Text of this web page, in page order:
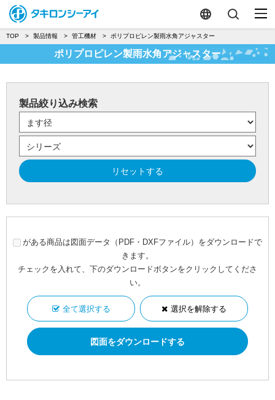
TOP 製品情報 管工機材 ポリプロピレン製雨水角アジャスター
ポリプロピレン製雨水角アジャスター
製品絞り込み検索
リセットする
がある商品は図面データ（PDF・DXFファイル）をダウンロードで
きます。
チェックを入れて、下のダウンロードボタンをクリックしてくださ
い。
全て選択する 選択を解除する